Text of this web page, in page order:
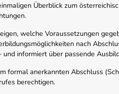
Überblick zum
welche Voraussetzungen
nach
informiert über passende
formal anerkannten Abschluss
berechtigen.